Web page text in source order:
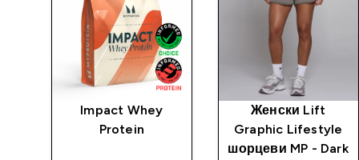
Impact Whey
Protein
Женски Lift
Graphic Lifestyle
шорцеви MP - Dark